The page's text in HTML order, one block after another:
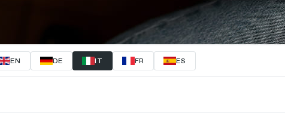
EN DE IT FR ES